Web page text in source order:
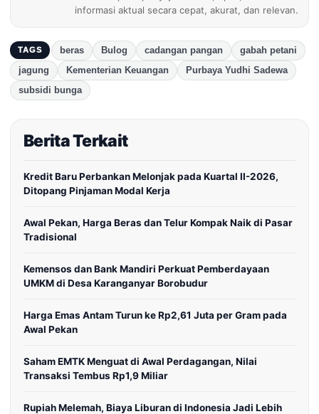
informasi aktual secara cepat, akurat, dan relevan.
TAGS beras Bulog cadangan pangan
gabah petani
jagung
Kementerian Keuangan
Purbaya Yudhi Sadewa
subsidi bunga
Berita Terkait
Kredit Baru Perbankan Melonjak pada Kuartal II-2026,
Ditopang Pinjaman Modal Kerja
Awal Pekan, Harga Beras dan Telur Kompak Naik di Pasar
Tradisional
Kemensos dan Bank Mandiri Perkuat Pemberdayaan
UMKM di Desa Karanganyar Borobudur
Harga Emas Antam Turun ke Rp2,61 Juta per Gram pada
Awal Pekan
Saham EMTK Menguat di Awal Perdagangan, Nilai
Transaksi Tembus Rp1,9 Miliar
Rupiah Melemah, Biaya Liburan di Indonesia Jadi Lebih